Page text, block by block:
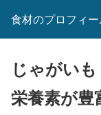
食材のプロフィ
じゃがい
栄養素が豊